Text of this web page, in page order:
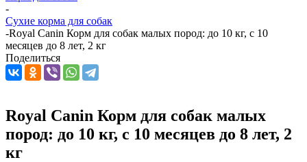
-
Сухие корма для собак
-Royal Canin Корм для собак малых пород: до 10 кг, с 10
месяцев до 8 лет, 2 кг
Поделиться
Royal Canin Корм для собак малых
пород: до 10 кг, с 10 месяцев до 8 лет, 2
кг